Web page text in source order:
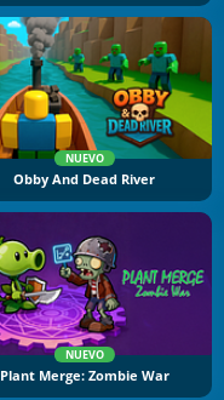
NUEVO
Obby And Dead River
NUEVO
Plant Merge: Zombie War